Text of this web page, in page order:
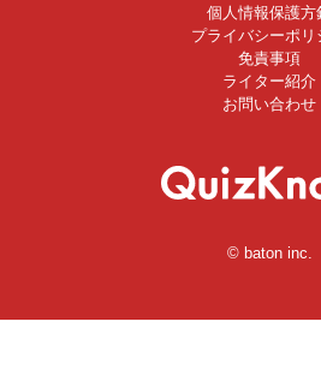
個人情報保護方
プライバシーポリ
免責事項
ライター紹介
お問い合わせ
© baton inc.